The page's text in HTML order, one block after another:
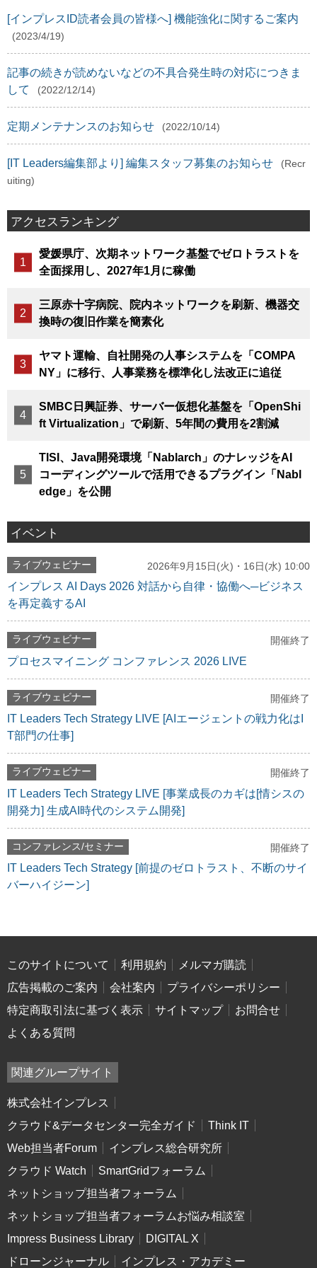
[インプレスID読者会員の皆様へ] 機能強化に関するご案内
(2023/4/19)
記事の続きが読めないなどの不具合発生時の対応につきま
して
(2022/12/14)
定期メンテナンスのお知らせ (2022/10/14)
[IT Leaders編集部より] 編集スタッフ募集のお知らせ
(Recr
uiting)
アクセスランキング
愛媛県庁、次期ネットワーク基盤でゼロトラストを
全面採用し、2027年1月に稼働
三原赤十字病院、院内ネットワークを刷新、機器交
換時の復旧作業を簡素化
ヤマト運輸、自社開発の人事システムを「COMPA
NY」に移行、人事業務を標準化し法改正に追従
SMBC日興証券、サーバー仮想化基盤を「OpenShi
ft Virtualization」で刷新、5年間の費用を2割減
TISI、Java開発環境「Nablarch」のナレッジをAI
コーディングツールで活用できるプラグイン「Nabl
edge」を公開
イベント
ライブウェビナー 2026年9月15日(火)・16日(水) 10:00
インプレス AI Days 2026 対話から自律・協働へ─ビジネス
を再定義するAI
ライブウェビナー 開催終了
プロセスマイニング コンファレンス 2026 LIVE
ライブウェビナー 開催終了
IT Leaders Tech Strategy LIVE [AIエージェントの戦力化はI
T部門の仕事]
ライブウェビナー 開催終了
IT Leaders Tech Strategy LIVE [事業成長のカギは[情シスの
開発力] 生成AI時代のシステム開発]
コンファレンス/セミナー 開催終了
IT Leaders Tech Strategy [前提のゼロトラスト、不断のサイ
バーハイジーン]
このサイトについて 利用規約
メルマガ購読
広告掲載のご案内
会社案内
プライバシーポリシー
特定商取引法に基づく表示
サイトマップ
お問合せ
よくある質問
関連グループサイト
株式会社インプレス
クラウド&データセンター完全ガイド
Think IT
Web担当者Forum
インプレス総合研究所
クラウド Watch
SmartGridフォーラム
ネットショップ担当者フォーラム
ネットショップ担当者フォーラムお悩み相談室
Impress Business Library
DIGITAL X
ドローンジャーナル
インプレス・アカデミー